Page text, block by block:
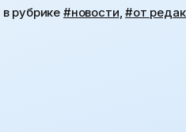
в рубрике #новости ,#от